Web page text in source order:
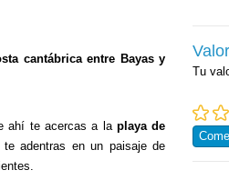
cantábrica entre Bayas y
ahí te acercas a laplaya de
adentras en un paisaje de
Tu